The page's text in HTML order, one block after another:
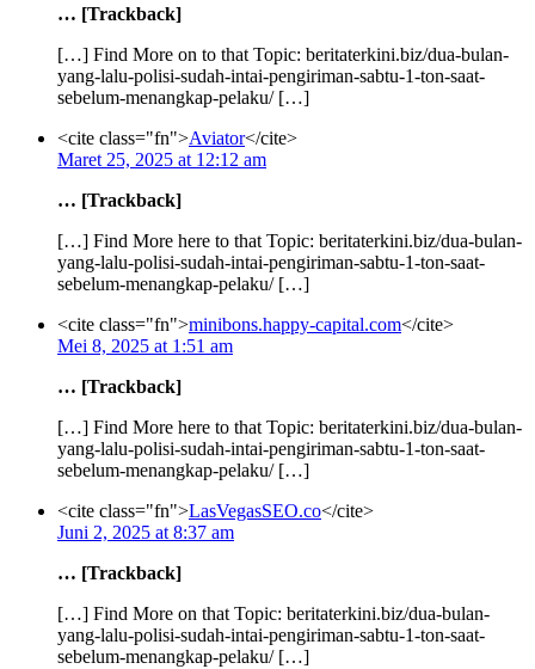
… [Trackback]
[…] Find More on to that Topic: beritaterkini.biz/dua-bulan-
yang-lalu-polisi-sudah-intai-pengiriman-sabtu-1-ton-saat-
sebelum-menangkap-pelaku/ […]
<cite class="fn">Aviator</cite>
Maret 25, 2025 at 12:12 am
… [Trackback]
[…] Find More here to that Topic: beritaterkini.biz/dua-bulan-
yang-lalu-polisi-sudah-intai-pengiriman-sabtu-1-ton-saat-
sebelum-menangkap-pelaku/ […]
<cite class="fn">minibons.happy-capital.com</cite>
Mei 8, 2025 at 1:51 am
… [Trackback]
[…] Find More here to that Topic: beritaterkini.biz/dua-bulan-
yang-lalu-polisi-sudah-intai-pengiriman-sabtu-1-ton-saat-
sebelum-menangkap-pelaku/ […]
<cite class="fn">LasVegasSEO.co</cite>
Juni 2, 2025 at 8:37 am
… [Trackback]
[…] Find More on that Topic: beritaterkini.biz/dua-bulan-
yang-lalu-polisi-sudah-intai-pengiriman-sabtu-1-ton-saat-
sebelum-menangkap-pelaku/ […]